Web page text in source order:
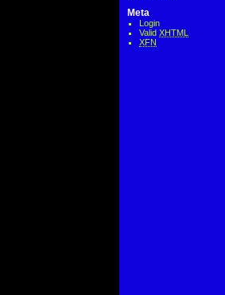
Meta
Login
Valid XHTML
XFN